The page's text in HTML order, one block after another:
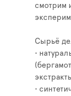
смотрим
Сырьё
•
•